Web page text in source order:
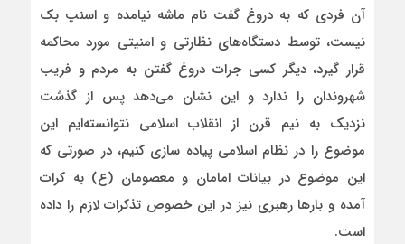
آن فردی که به دروغ گفت نام ماشه نیامده و اسنپ بک
نیست، توسط دستگاه‌های نظارتی و امنیتی مورد محاکمه
قرار گیرد،‌ دیگر کسی جرات دروغ گفتن به مردم و فریب
شهروندان را ندارد و این نشان می‌دهد پس از گذشت
نزدیک به نیم قرن از انقلاب اسلامی نتوانسته‌ایم این
موضوع را در نظام اسلامی پیاده سازی کنیم، در صورتی که
این موضوع در بیانات امامان و معصومان (ع) به کرات
آمده و بارها رهبری نیز در این خصوص تذکرات لازم را داده
است.